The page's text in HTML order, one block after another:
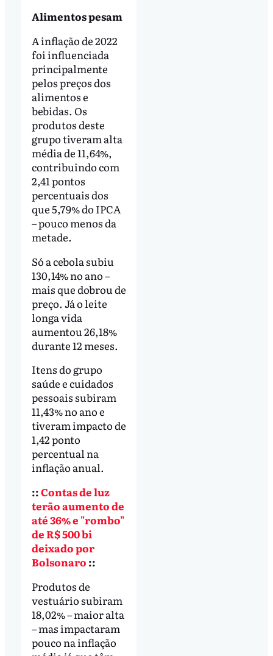
Alimentos pesam
A inflação de 2022
foi influenciada
principalmente
pelos preços dos
alimentos e
bebidas. Os
produtos deste
grupo tiveram alta
média de 11,64%,
contribuindo com
2,41 pontos
percentuais dos
que 5,79% do IPCA
– pouco menos da
metade.
Só a cebola subiu
130,14% no ano –
mais que dobrou de
preço. Já o leite
longa vida
aumentou 26,18%
durante 12 meses.
Itens do grupo
saúde e cuidados
pessoais subiram
11,43% no ano e
tiveram impacto de
1,42 ponto
percentual na
inflação anual.
::Contas de luz
terão aumento de
até 36% e "rombo"
de R$ 500 bi
deixado por
Bolsonaro ::
Produtos de
vestuário subiram
18,02% – maior alta
– mas impactaram
pouco na inflação